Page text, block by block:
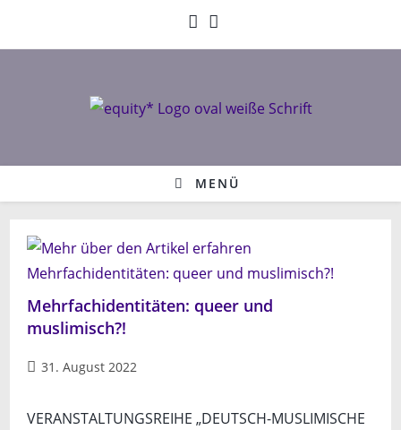
springen
MENÜ
Mehrfachidentitäten: queer und
muslimisch?!
Beitrag
31. August 2022
VERANSTALTUNGSREIHE „DEUTSCH-MUSLIMISCHE